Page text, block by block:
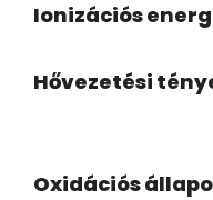
Ionizációs
Hővezetési
Oxidációs